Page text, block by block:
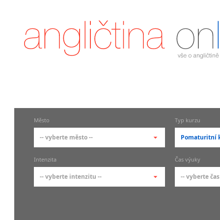
Město
-- vyberte město --
-- vyberte město --
pražské městské části
Typ kurzu
Pomaturitní
-- vyberte
Intenzita
-- vyberte intenzitu --
Čas výuky
-- vyberte